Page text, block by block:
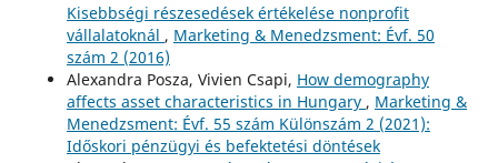
Kisebbségi részesedések értékelése nonprofit
vállalatoknál , Marketing & Menedzsment: Évf. 50
szám 2 (2016)
Alexandra Posza, Vivien Csapi, How demography
affects asset characteristics in Hungary , Marketing &
Menedzsment: Évf. 55 szám Különszám 2 (2021):
Időskori pénzügyi és befektetési döntések